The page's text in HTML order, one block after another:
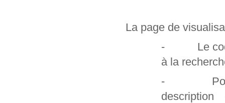
La page de
- Le code
à la
- Pour les